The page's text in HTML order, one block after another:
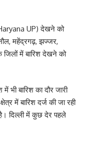
UP) देखने को
महेंद्रगढ़, झज्जर,
जिलों में बारिश देखने को
भी बारिश का दौर जारी
में बारिश दर्ज की जा रही
दिल्ली में कुछ देर पहले